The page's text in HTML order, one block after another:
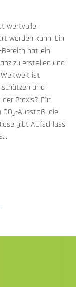
wertvolle
werden kann. Ein
hat ein
zu erstellen und
ist
und
Praxis? Für
Ausstoß, die
gibt Aufschluss